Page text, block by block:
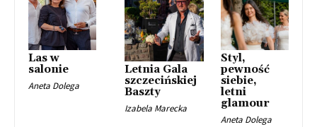
Las w
salonie
Aneta Dolega
Letnia Gala
szczecińskiej
Baszty
Izabela Marecka
Styl,
pewność
siebie,
letni
glamour
Aneta Dolega